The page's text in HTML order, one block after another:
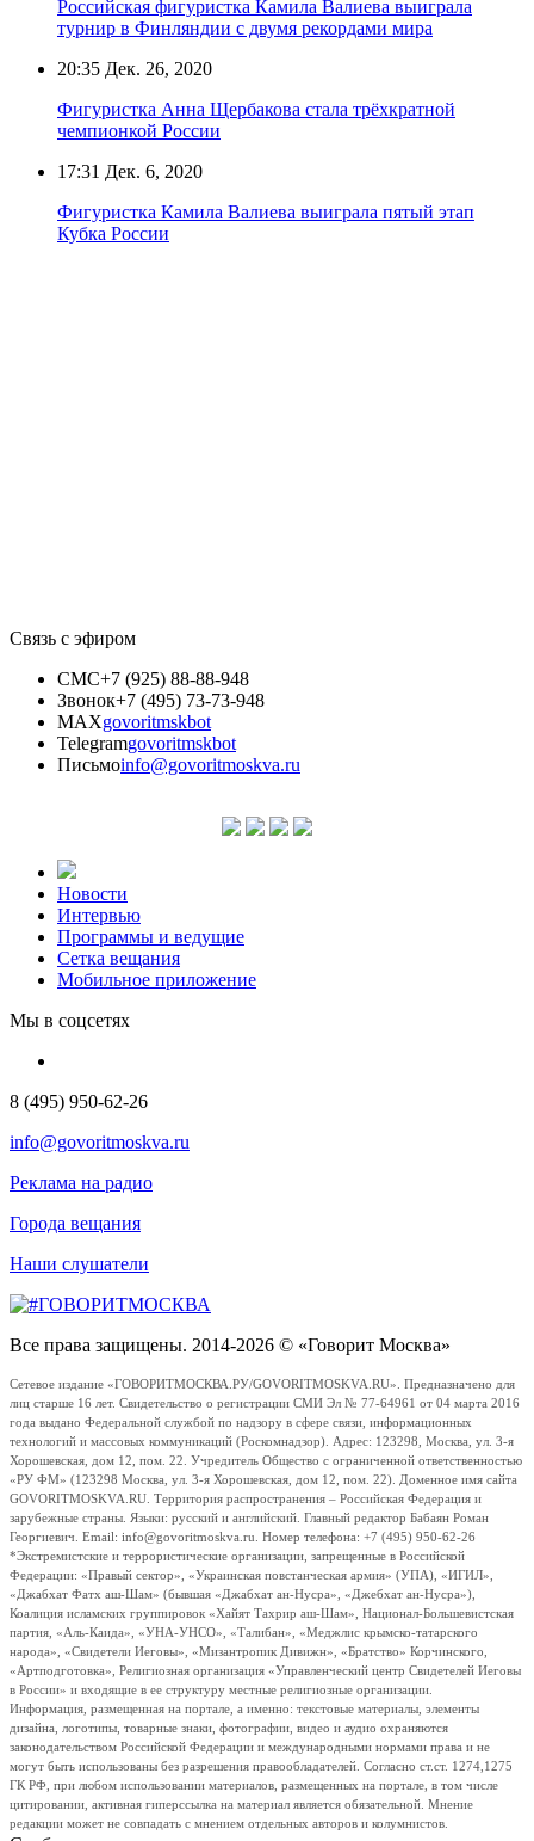
Российская фигуристка Камила Валиева выиграла
турнир в Финляндии с двумя рекордами мира
20:35 Дек. 26, 2020
Фигуристка Анна Щербакова стала трёхкратной
чемпионкой России
17:31 Дек. 6, 2020
Фигуристка Камила Валиева выиграла пятый этап
Кубка России
Связь с эфиром
СМС+7 (925) 88-88-948
Звонок+7 (495) 73-73-948
MAXgovoritmskbot
Telegramgovoritmskbot
Письмоinfo@govoritmoskva.ru
Новости
Интервью
Программы и ведущие
Сетка вещания
Мобильное приложение
Мы в соцсетях
8 (495) 950-62-26
info@govoritmoskva.ru
Реклама на радио
Города вещания
Наши слушатели
Все права защищены. 2014-2026 © «Говорит Москва»
Сетевое издание «ГОВОРИТМОСКВА.РУ/GOVORITMOSKVA.RU». Предназначено для
лиц старше 16 лет. Свидетельство о регистрации СМИ Эл № 77-64961 от 04 марта 2016
года выдано Федеральной службой по надзору в сфере связи, информационных
технологий и массовых коммуникаций (Роскомнадзор). Адрес: 123298, Москва, ул. 3-я
Хорошевская, дом 12, пом. 22. Учредитель Общество с ограниченной ответственностью
«РУ ФМ» (123298 Москва, ул. 3-я Хорошевская, дом 12, пом. 22). Доменное имя сайта
GOVORITMOSKVA.RU. Территория распространения – Российская Федерация и
зарубежные страны. Языки: русский и английский. Главный редактор Бабаян Роман
Георгиевич. Email: info@govoritmoskva.ru. Номер телефона: +7 (495) 950-62-26
*Экстремистские и террористические организации, запрещенные в Российской
Федерации: «Правый сектор», «Украинская повстанческая армия» (УПА), «ИГИЛ»,
«Джабхат Фатх аш-Шам» (бывшая «Джабхат ан-Нусра», «Джебхат ан-Нусра»),
Коалиция исламских группировок «Хайят Тахрир аш-Шам», Национал-Большевистская
партия, «Аль-Каида», «УНА-УНСО», «Талибан», «Меджлис крымско-татарского
народа», «Свидетели Иеговы», «Мизантропик Дивижн», «Братство» Корчинского,
«Артподготовка», Религиозная организация «Управленческий центр Свидетелей Иеговы
в России» и входящие в ее структуру местные религиозные организации.
Информация, размещенная на портале, а именно: текстовые материалы, элементы
дизайна, логотипы, товарные знаки, фотографии, видео и аудио охраняются
законодательством Российской Федерации и международными нормами права и не
могут быть использованы без разрешения правообладателей. Согласно ст.ст. 1274,1275
ГК РФ, при любом использовании материалов, размещенных на портале, в том числе
цитировании, активная гиперссылка на материал является обязательной. Мнение
редакции может не совпадать с мнением отдельных авторов и колумнистов.